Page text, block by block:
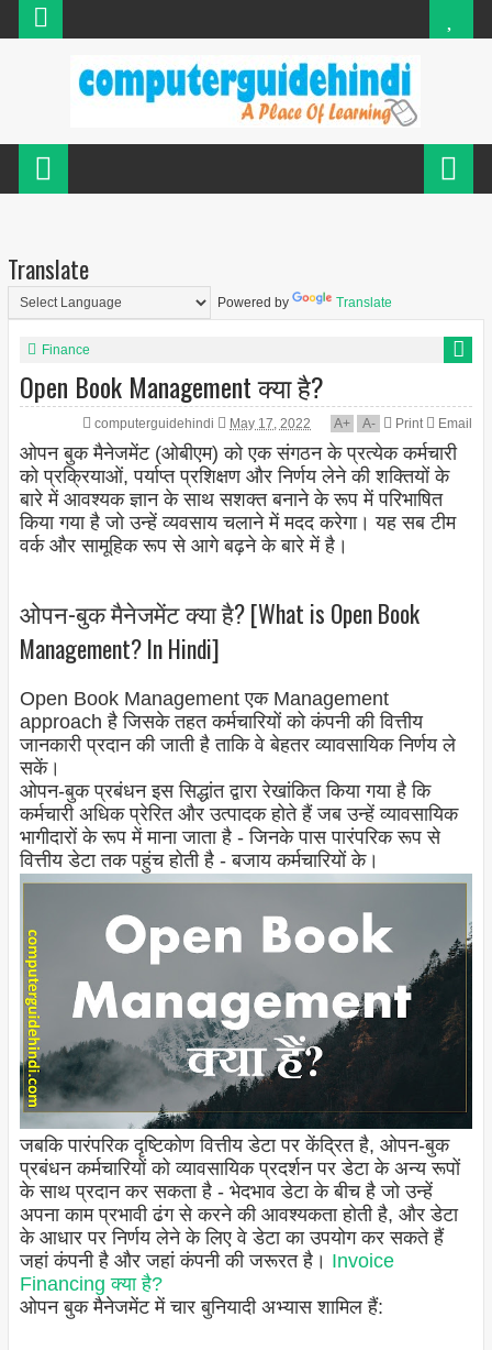
Translate
Powered by Translate
Finance
Open Book Management क्या है?
computerguidehindi May 17, 2022 A+ A- Print Email
ओपन बुक मैनेजमेंट (ओबीएम) को एक संगठन के प्रत्येक कर्मचारी
को प्रक्रियाओं, पर्याप्त प्रशिक्षण और निर्णय लेने की शक्तियों के
बारे में आवश्यक ज्ञान के साथ सशक्त बनाने के रूप में परिभाषित
किया गया है जो उन्हें व्यवसाय चलाने में मदद करेगा। यह सब टीम
वर्क और सामूहिक रूप से आगे बढ़ने के बारे में है।
ओपन-बुक मैनेजमेंट क्या है? [What is Open Book
Management? In Hindi]
Open Book Management एक Management
approach है जिसके तहत कर्मचारियों को कंपनी की वित्तीय
जानकारी प्रदान की जाती है ताकि वे बेहतर व्यावसायिक निर्णय ले
सकें।
ओपन-बुक प्रबंधन इस सिद्धांत द्वारा रेखांकित किया गया है कि
कर्मचारी अधिक प्रेरित और उत्पादक होते हैं जब उन्हें व्यावसायिक
भागीदारों के रूप में माना जाता है - जिनके पास पारंपरिक रूप से
वित्तीय डेटा तक पहुंच होती है - बजाय कर्मचारियों के।
जबकि पारंपरिक दृष्टिकोण वित्तीय डेटा पर केंद्रित है, ओपन-बुक
प्रबंधन कर्मचारियों को व्यावसायिक प्रदर्शन पर डेटा के अन्य रूपों
के साथ प्रदान कर सकता है - भेदभाव डेटा के बीच है जो उन्हें
अपना काम प्रभावी ढंग से करने की आवश्यकता होती है, और डेटा
के आधार पर निर्णय लेने के लिए वे डेटा का उपयोग कर सकते हैं
जहां कंपनी है और जहां कंपनी की जरूरत है। Invoice
Financing क्या है?
ओपन बुक मैनेजमेंट में चार बुनियादी अभ्यास शामिल हैं: